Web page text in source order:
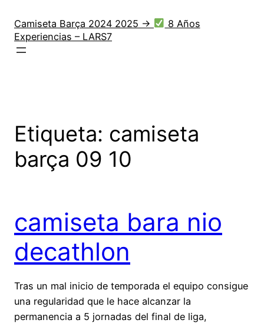
contenido
Camiseta Barça 2024 2025 →
8 Años
Experiencias – LARS7
Etiqueta: camiseta
barça 09 10
camiseta bara nio
decathlon
Tras un mal inicio de temporada el equipo consigue
una regularidad que le hace alcanzar la
permanencia a 5 jornadas del final de liga,